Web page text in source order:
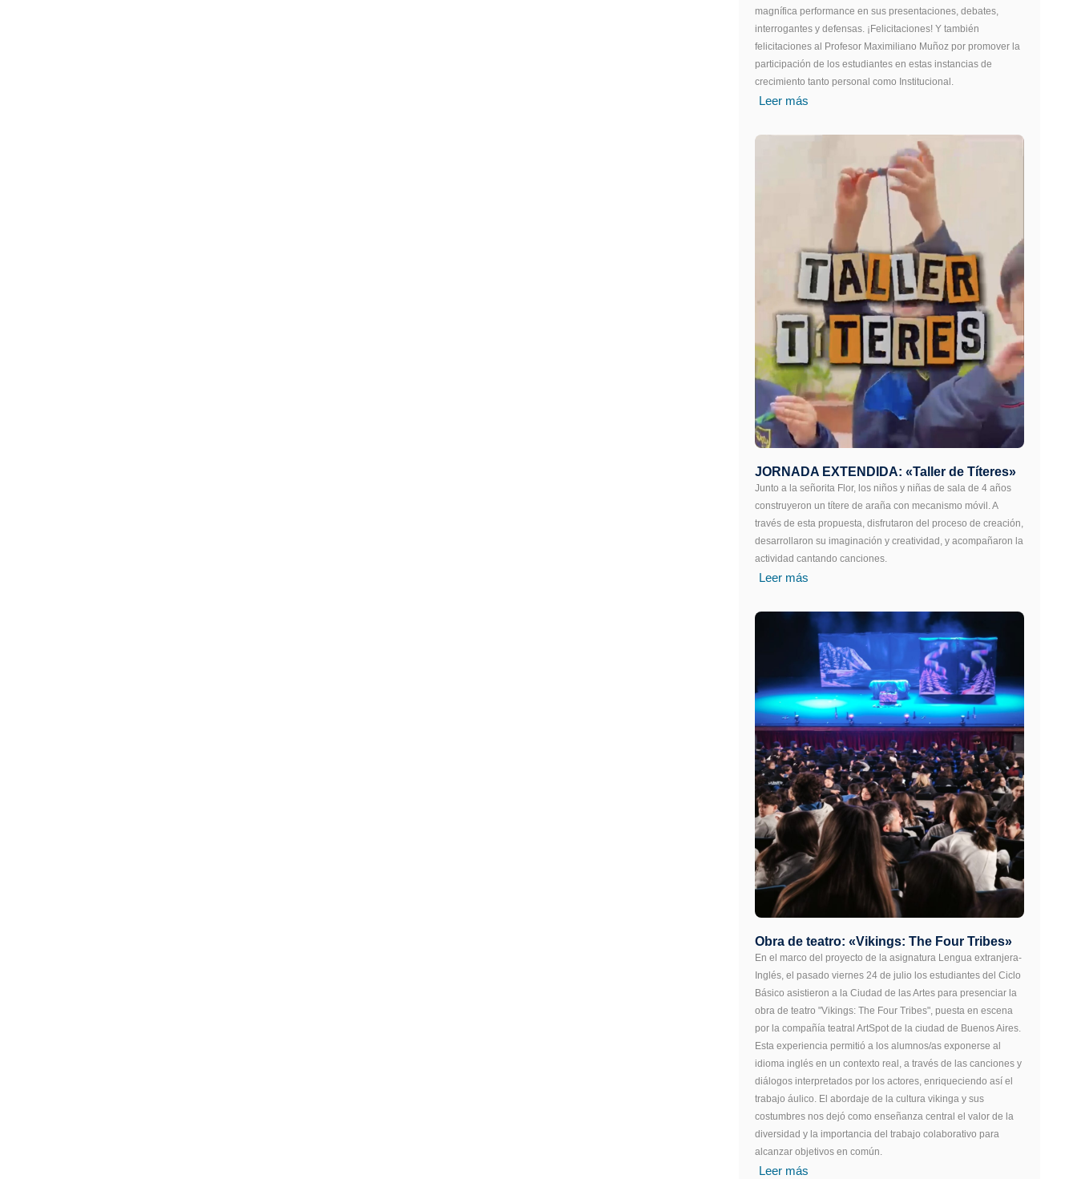
magnífica performance en sus presentaciones, debates,
interrogantes y defensas. ¡Felicitaciones! Y también
felicitaciones al Profesor Maximiliano Muñoz por promover la
participación de los estudiantes en estas instancias de
crecimiento tanto personal como Institucional.
Leer más
JORNADA EXTENDIDA: «Taller de Títeres»
Junto a la señorita Flor, los niños y niñas de sala de 4 años
construyeron un títere de araña con mecanismo móvil. A
través de esta propuesta, disfrutaron del proceso de creación,
desarrollaron su imaginación y creatividad, y acompañaron la
actividad cantando canciones.
Leer más
Obra de teatro: «Vikings: The Four Tribes»
En el marco del proyecto de la asignatura Lengua extranjera-
Inglés, el pasado viernes 24 de julio los estudiantes del Ciclo
Básico asistieron a la Ciudad de las Artes para presenciar la
obra de teatro "Vikings: The Four Tribes", puesta en escena
por la compañía teatral ArtSpot de la ciudad de Buenos Aires.
Esta experiencia permitió a los alumnos/as exponerse al
idioma inglés en un contexto real, a través de las canciones y
diálogos interpretados por los actores, enriqueciendo así el
trabajo áulico. El abordaje de la cultura vikinga y sus
costumbres nos dejó como enseñanza central el valor de la
diversidad y la importancia del trabajo colaborativo para
alcanzar objetivos en común.
Leer más